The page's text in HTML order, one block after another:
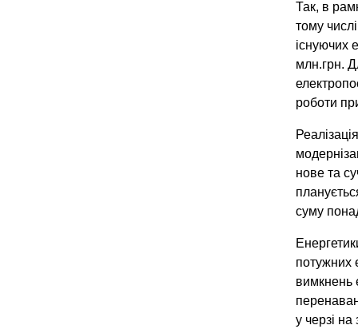
Так, в
тому
існуючих
млн.грн.
роботи
нове та
суму
потужних
вимкнень
у черзі